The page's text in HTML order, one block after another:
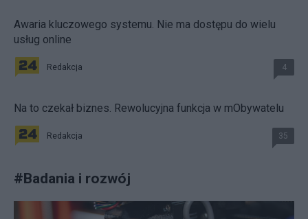
Awaria kluczowego systemu. Nie ma dostępu do wielu
usług online
Redakcja 4
Na to czekał biznes. Rewolucyjna funkcja w mObywatelu
Redakcja 35
#Badania i rozwój